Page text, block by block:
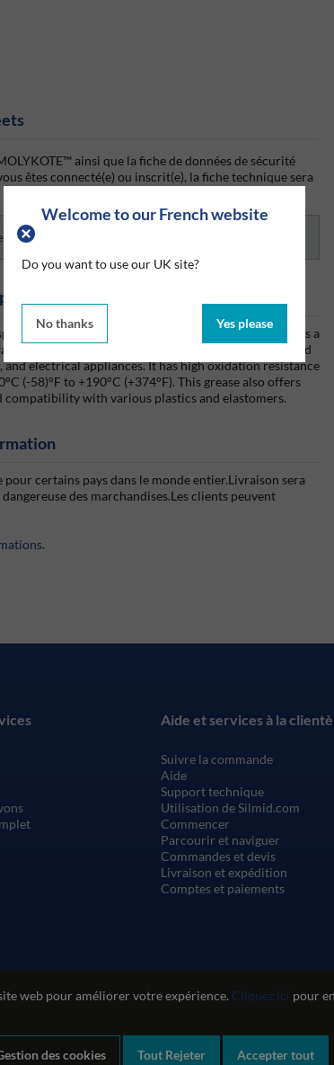
Welcome to our French website
Do you want to use our UK site?
No thanks Yes please
web pour améliorer votre expérience. Cliquez ici pour
des cookies Tout Rejeter Accepter tout
ainsi que la fiche de données de sécurité
êtes connecté(e) ou inscrit(e), la fiche technique sera
the product ensures reliable performance across a
pumps, bearing brushes, gearwheels, slideways, and
electrical appliances. It has high oxidation resistance
(-58)°F to +190°C (+374°F). This grease also offers
with various plastics and elastomers.
certains pays dans le monde entier.Livraison sera
des marchandises.Les clients peuvent
.
Aide et services à la
Suivre la commande
Aide
Support technique
Utilisation de Silmid.com
Commencer
Parcourir et naviguer
Commandes et devis
Livraison et expédition
Comptes et paiements